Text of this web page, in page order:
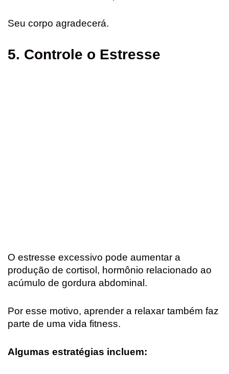
Seu corpo agradecerá.
5. Controle o Estresse
O estresse excessivo pode aumentar a
produção de cortisol, hormônio relacionado ao
acúmulo de gordura abdominal.
Por esse motivo, aprender a relaxar também faz
parte de uma vida fitness.
Algumas estratégias incluem: